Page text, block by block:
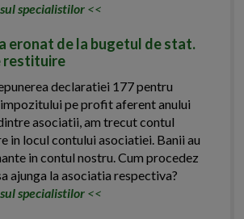
specialistilor <<
eronat de la bugetul de stat.
restituire
declaratiei 177 pentru
pe profit aferent anului
asociatii, am trecut contul
in locul contului asociatiei. Banii au
in contul nostru. Cum procedez
ajunga la asociatia respectiva?
specialistilor <<